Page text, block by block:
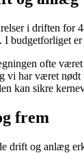
i driften for
budgetforliget
ofte
vi har været
kan sikre
frem
drift og anlæg